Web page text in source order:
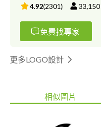
4.92(2301) 33,150
免費找專家
更多LOGO設計
相似圖片